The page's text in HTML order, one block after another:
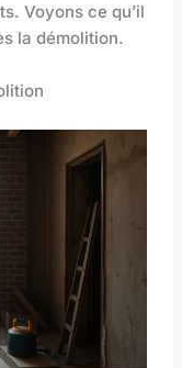
Voyons ce qu’il
la démolition.